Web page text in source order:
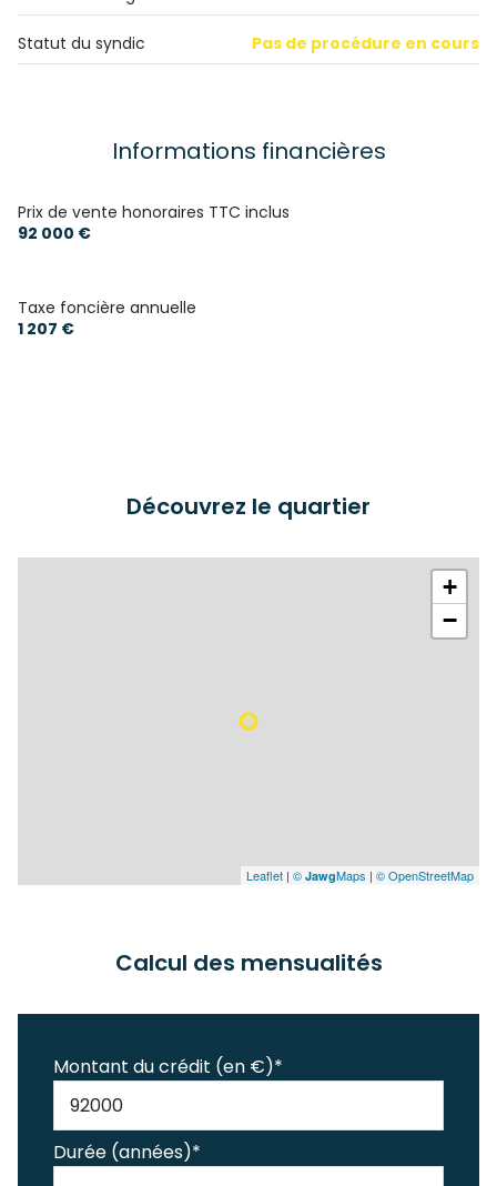
balcon
4.60 m²
Statut du syndic Pas de procédure en cours
Informations financières
Prix de vente honoraires TTC inclus
92 000 €
Taxe foncière annuelle
1 207 €
Découvrez le quartier
+
−
Leaflet | © JawgMaps | © OpenStreetMap
Calcul des mensualités
Montant du crédit (en €)*
Durée (années)*